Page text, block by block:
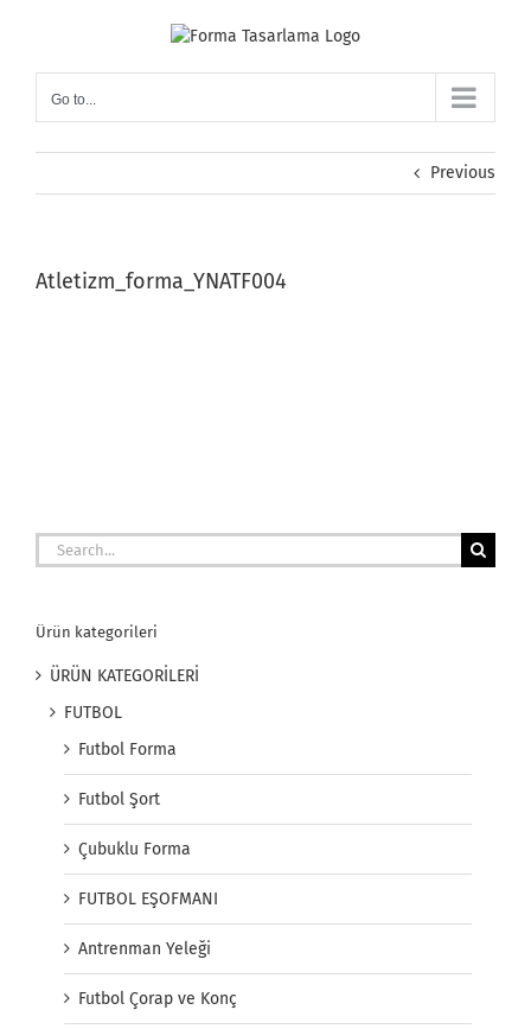
Go to...
Previous
Atletizm_forma_YNATF004
Search
for:
Ürün kategorileri
ÜRÜN KATEGORİLERİ
FUTBOL
Futbol Forma
Futbol Şort
Çubuklu Forma
FUTBOL EŞOFMANI
Antrenman Yeleği
Futbol Çorap ve Konç